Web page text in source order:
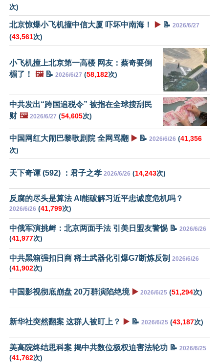
次)
北京惊爆小飞机撞中信大厦 吓坏中南海！ ▶️ 📝 2026/6/27
(43,561次)
小飞机撞上北京第一高楼 网友：蔡奇要倒
楣了！
🖼️📝 2026/6/27 (58,182次)
中共发出“跨国追税令” 被指在全球搜刮民
财 🖼️ 2026/6/27 (54,605次)
中国网红大闹巴黎歌剧院 全网骂翻 ▶️ 📝 2026/6/26 (41,356
次)
天下奇谭 (592) ：君子之孝 2026/6/26 (14,243次)
反腐的尽头是算法 AI能破解习近平忠诚度危机吗？
2026/6/26 (41,799次)
中俄军演挑衅：北京两面手法 引美日盟友警惕 📝 2026/6/26
(41,977次)
中共黑箱强扣日商 稀土武器化引爆G7断炼反制 2026/6/26
(41,902次)
中国影视彻底崩盘 20万群演陷绝境 ▶️ 2026/6/25 (51,294次)
新华社突然翻案 这群人被盯上？ ▶️ 📝 2026/6/25 (43,187次)
美高院终结思科案 揭中共数位极权迫害法轮功 📝 2026/6/25
(41,762次)